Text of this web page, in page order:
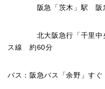
阪急「茨木」駅 阪急
北大阪急行「千里中央
ス線 約60分
バス：阪急バス「余野」すぐ